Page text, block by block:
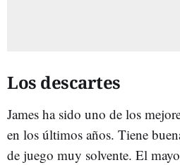
Los descartes
James ha sido uno de los
en los últimos años. Tiene
de juego muy solvente. El